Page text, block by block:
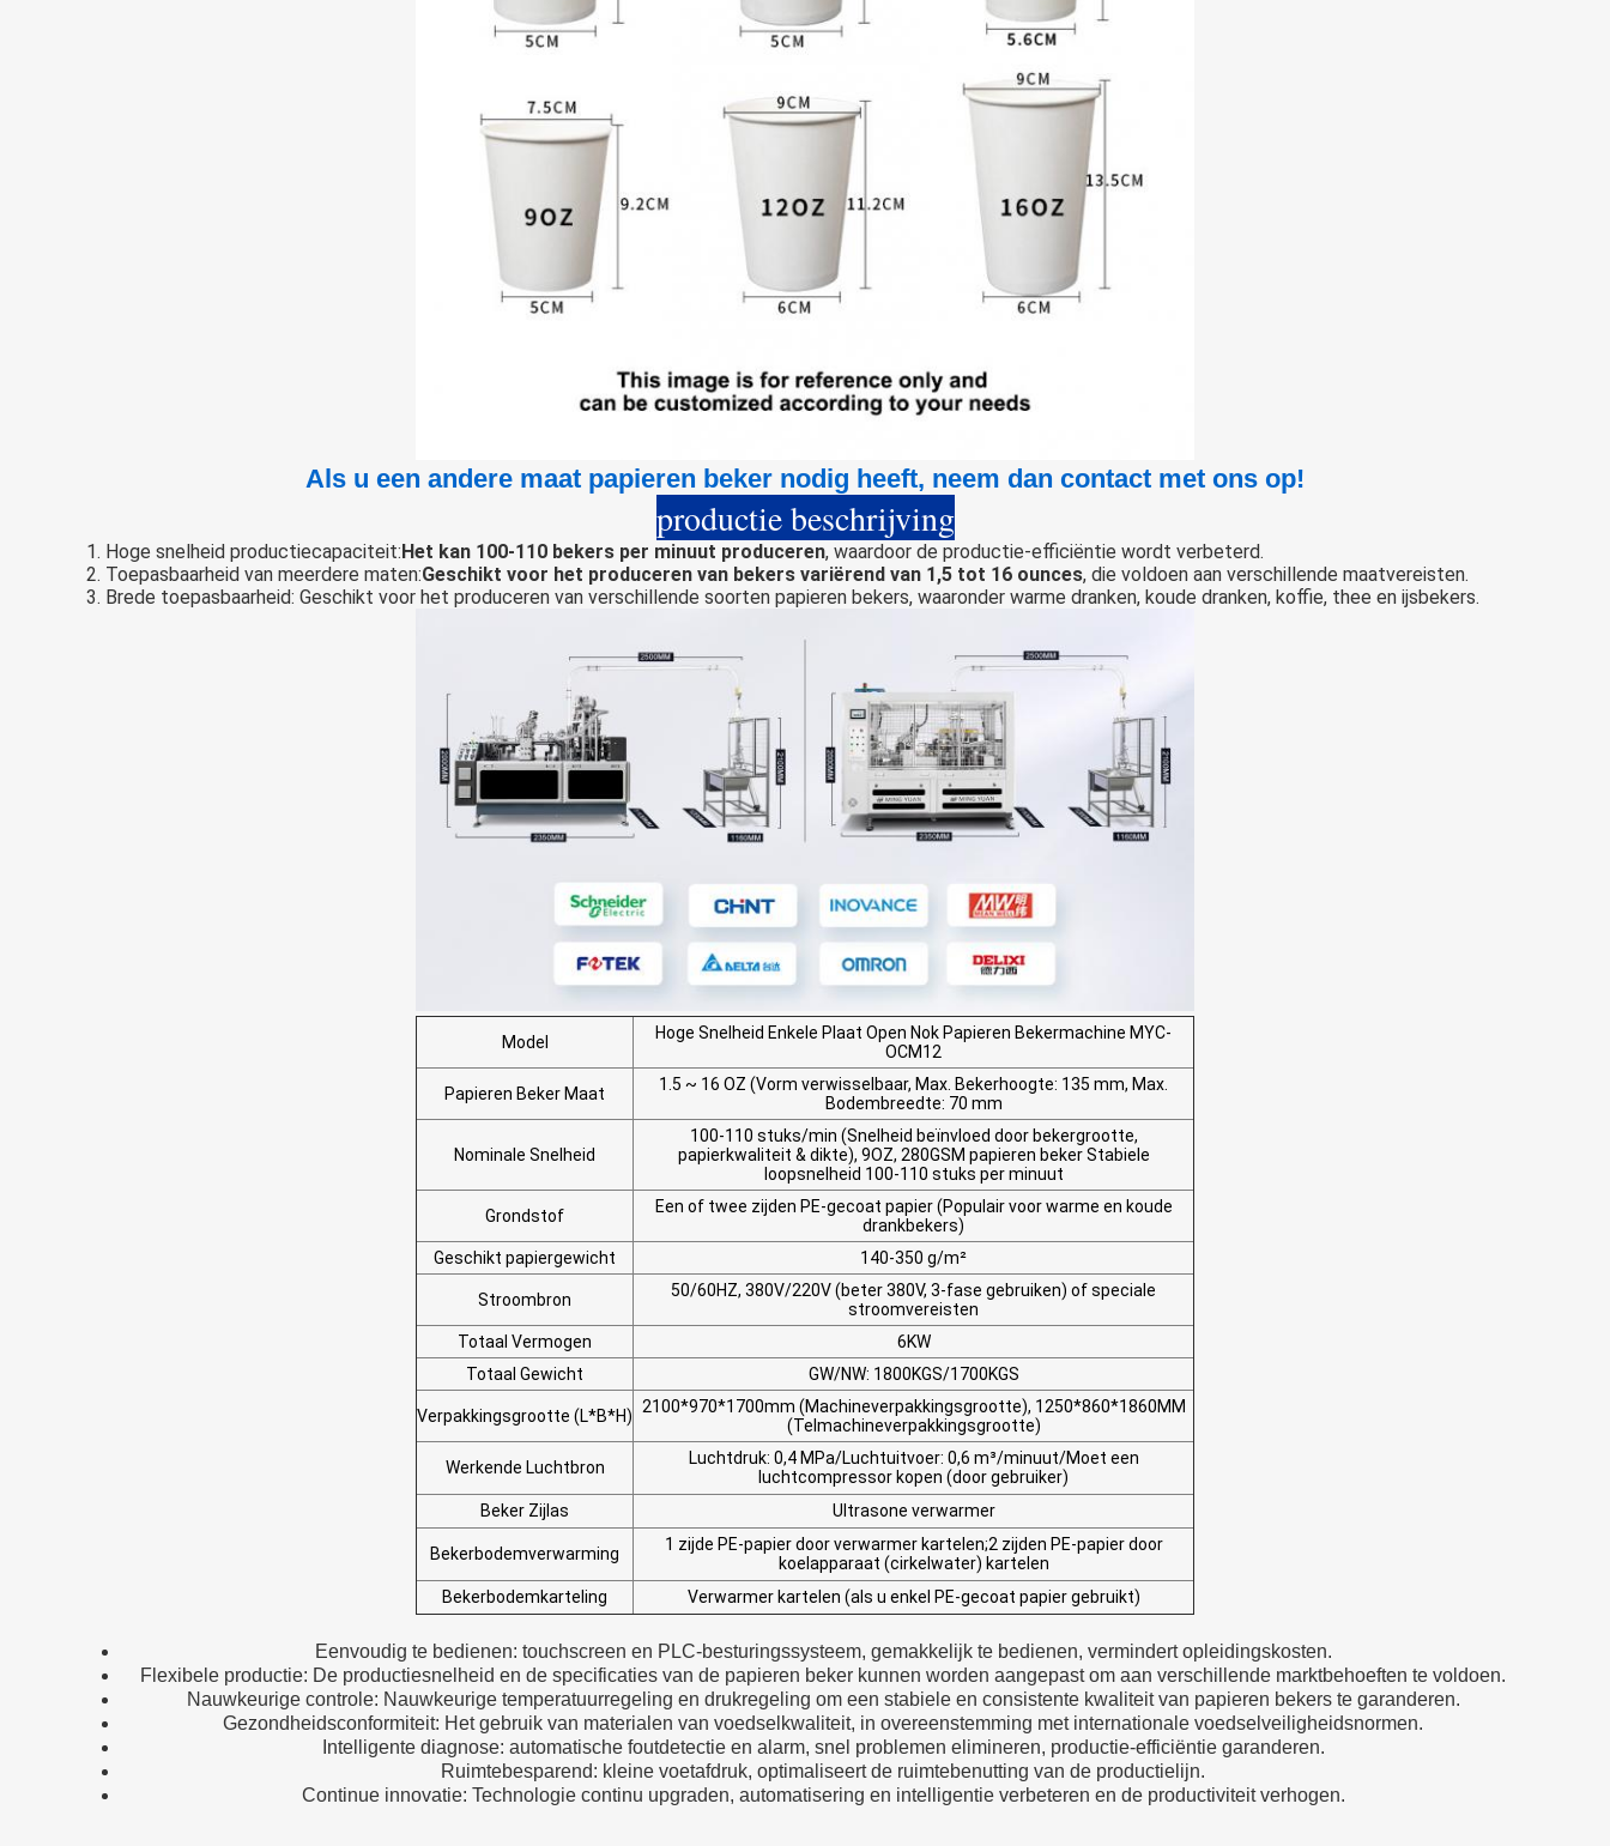
Als u een andere maat papieren beker nodig heeft, neem dan contact met ons op!
productie beschrijving
1. Hoge snelheid productiecapaciteit: Het kan 100-110 bekers per minuut produceren, waardoor de productie-efficiëntie wordt verbeterd.
2. Toepasbaarheid van meerdere maten:Geschikt voor het produceren van bekers variërend van 1,5 tot 16 ounces, die voldoen aan verschillende maatvereisten.
3. Brede toepasbaarheid: Geschikt voor het produceren van verschillende soorten papieren bekers, waaronder warme dranken, koude dranken, koffie, thee en ijsbekers.
Model
Hoge Snelheid Enkele Plaat Open Nok Papieren Bekermachine MYC-
OCM12
Papieren Beker Maat
1.5 ~ 16 OZ (Vorm verwisselbaar, Max. Bekerhoogte: 135 mm, Max.
Bodembreedte: 70 mm
Nominale Snelheid
100-110 stuks/min (Snelheid beïnvloed door bekergrootte,
papierkwaliteit & dikte), 9OZ, 280GSM papieren beker Stabiele
loopsnelheid 100-110 stuks per minuut
Grondstof
Een of twee zijden PE-gecoat papier (Populair voor warme en koude
drankbekers)
Geschikt papiergewicht
140-350 g/m²
Stroombron
50/60HZ, 380V/220V (beter 380V, 3-fase gebruiken) of speciale
stroomvereisten
Totaal Vermogen
6KW
Totaal Gewicht
GW/NW: 1800KGS/1700KGS
Verpakkingsgrootte (L*B*H)
2100*970*1700mm (Machineverpakkingsgrootte), 1250*860*1860MM
(Telmachineverpakkingsgrootte)
Werkende Luchtbron Luchtdruk: 0,4 MPa/Luchtuitvoer: 0,6 m³/minuut/Moet een
luchtcompressor kopen (door gebruiker)
Beker Zijlas
Ultrasone verwarmer
Bekerbodemverwarming 1 zijde PE-papier door verwarmer kartelen;2 zijden PE-papier door
koelapparaat (cirkelwater) kartelen
Bekerbodemkarteling
Verwarmer kartelen (als u enkel PE-gecoat papier gebruikt)
Eenvoudig te bedienen: touchscreen en PLC-besturingssysteem, gemakkelijk te bedienen, vermindert opleidingskosten.
Flexibele productie: De productiesnelheid en de specificaties van de papieren beker kunnen worden aangepast om aan verschillende marktbehoeften te voldoen.
Nauwkeurige controle: Nauwkeurige temperatuurregeling en drukregeling om een stabiele en consistente kwaliteit van papieren bekers te garanderen.
Gezondheidsconformiteit: Het gebruik van materialen van voedselkwaliteit, in overeenstemming met internationale voedselveiligheidsnormen.
Intelligente diagnose: automatische foutdetectie en alarm, snel problemen elimineren, productie-efficiëntie garanderen.
Ruimtebesparend: kleine voetafdruk, optimaliseert de ruimtebenutting van de productielijn.
Continue innovatie: Technologie continu upgraden, automatisering en intelligentie verbeteren en de productiviteit verhogen.